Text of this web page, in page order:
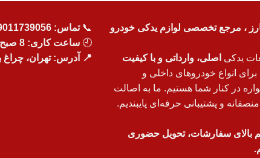
، مرجع تخصصی لوازم یدکی خودرو
یدکی اصلی، وارداتی و با کیفیت
برای انواع خودروهای داخلی و
در کنار شما هستیم. ما به اصالت
و پشتیبانی حرفه‌ای پایبندیم.
بالای سفارشات، تحویل حضوری
📞تماس:
🕘 ساعت کاری: 8 صبح تا 9 شب
📍 آدرس: تهران، چراغ